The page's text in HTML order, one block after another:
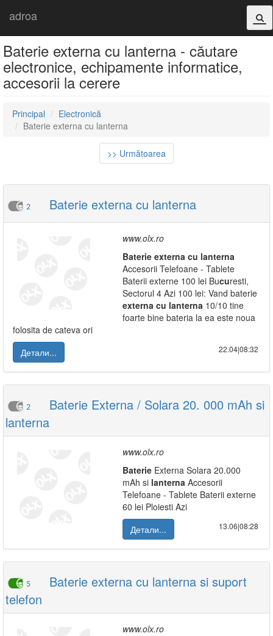
adroa
Baterie externa cu lanterna - căutare
electronice, echipamente informatice,
accesorii la cerere
Principal
Electronică
Baterie externa cu lanterna
>> Următoarea
2 Baterie externa cu lanterna
www.olx.ro
Baterie externa cu lanterna
Accesorii Telefoane - Tablete
Baterii externe 100 lei Bucuresti,
Sectorul 4 Azi 100 lei: Vand baterie
externa cu lanterna 10/10 tine
foarte bine bateria la ea este noua
folosita de cateva ori
Детали...
22.04|08:32
2
Baterie Externa / Solara 20. 000 mAh si
lanterna
www.olx.ro
Baterie Externa Solara 20.000
mAh si lanterna Accesorii
Telefoane - Tablete Baterii externe
60 lei Ploiesti Azi
Детали...
13.06|08:28
5
Baterie externa cu lanterna si suport
telefon
www.olx.ro